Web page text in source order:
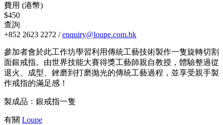
費用 (港幣)
$450
查詢
+852 2623 2272 /enquiry@loupe.com.hk
參加者會於此工作坊學習利用傳統工藝技術製作一隻旋轉切割
面銀戒指。由世界技能大賽得獎工藝師親自教授，體驗整過從
退火、成型、銼磨到打磨抛光的傳統工藝過程，並享受親手製
作戒指的滿足感！
製成品：銀戒指一隻
有關 Loupe